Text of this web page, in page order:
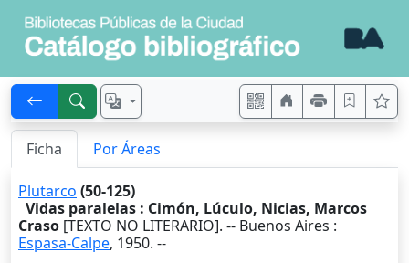
Ficha Por Áreas
Plutarco (50-125)
Vidas paralelas : Cimón, Lúculo, Nicias, Marcos
Craso [TEXTO NO LITERARIO]. -- Buenos Aires :
Espasa-Calpe, 1950. --